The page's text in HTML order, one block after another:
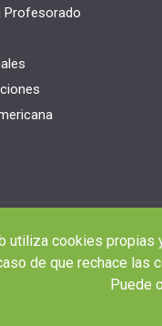
Profesorado
utiliza cookies propias
de que rechace
Puede